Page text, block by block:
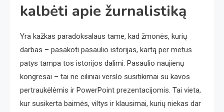
kalbėti apie žurnalistiką
Yra kažkas paradoksalaus tame, kad žmonės, kurių
darbas – pasakoti pasaulio istorijas, kartą per metus
patys tampa tos istorijos dalimi. Pasaulio naujienų
kongresai – tai ne eiliniai verslo susitikimai su kavos
pertraukėlėmis ir PowerPoint prezentacijomis. Tai vieta,
kur susikerta baimės, viltys ir klausimai, kurių niekas dar